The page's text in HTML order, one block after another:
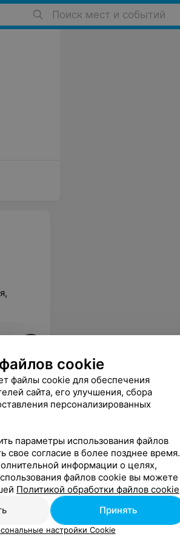
Поиск мест и событий
:) Еще
cookie
файлы cookie для обеспечения
сайта, его улучшения, сбора
персонализированных
параметры использования файлов
свое согласие в более позднее время.
информации о целях,
файлов cookie вы можете
Политикой обработки файлов cookie
Принять
настройки Cookie